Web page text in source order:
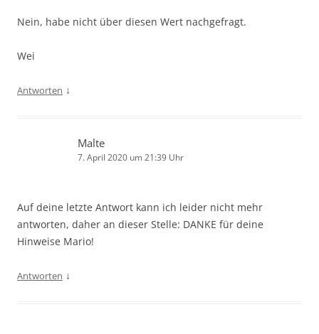
Nein, habe nicht über diesen Wert nachgefragt.
Wei
Antworten ↓
Malte
7. April 2020 um 21:39 Uhr
Auf deine letzte Antwort kann ich leider nicht mehr
antworten, daher an dieser Stelle: DANKE für deine
Hinweise Mario!
Antworten ↓